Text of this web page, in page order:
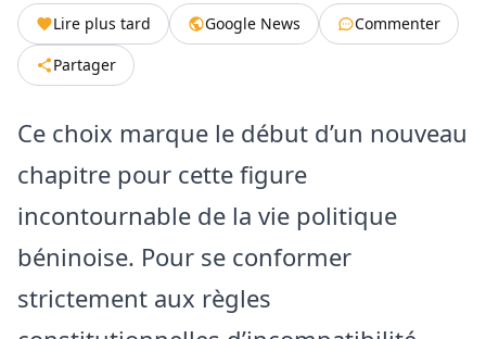
Lire plus tard Google News
Commenter
Partager
Ce choix marque le début d’un nouveau
chapitre pour cette figure
incontournable de la vie politique
béninoise. ​Pour se conformer
strictement aux règles